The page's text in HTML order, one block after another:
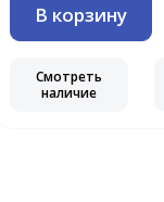
В корзину
Смотреть
наличие